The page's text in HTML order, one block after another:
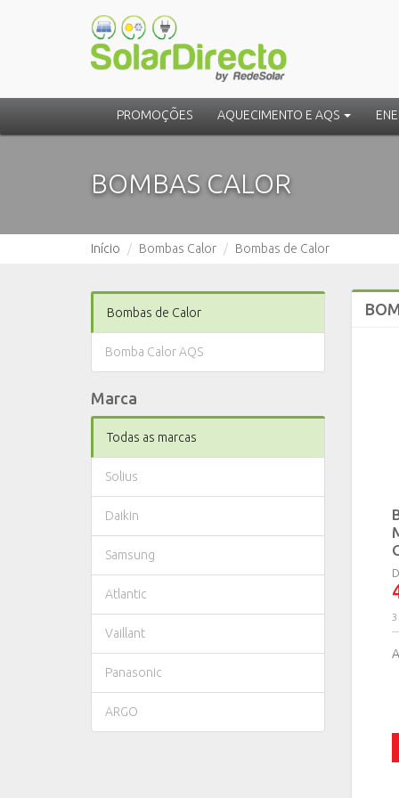
PROMOÇÕES AQUECIMENTO E AQS
BOMBAS CALOR
Início Bombas Calor Bombas de Calor
Bombas de Calor
Bomba Calor AQS
Marca
Todas as marcas
Solius
Daikin
Samsung
Atlantic
Vaillant
Panasonic
ARGO